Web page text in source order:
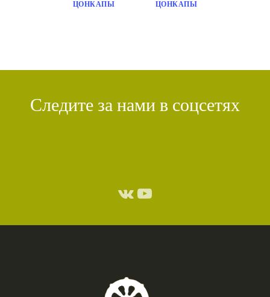
ЦОНКАПЫ ЦОНКАПЫ
Следите за нами в соцсетях